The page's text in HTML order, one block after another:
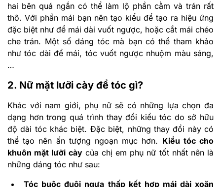
hai bên quá ngắn có thể làm lộ phần cằm và trán rất
thô. Với phần mái bạn nên tạo kiểu để tạo ra hiệu ứng
đặc biệt như để mái dài vuốt ngược, hoặc cắt mái chéo
che trán. Một số dáng tóc mà bạn có thể tham khảo
như tóc dài để mái, tóc vuốt ngược nhuộm màu sáng,
…
2. Nữ mặt lưỡi cày để tóc gì?
Khác với nam giới, phụ nữ sẽ có những lựa chọn đa
dạng hơn trong quá trình thay đổi kiểu tóc do sở hữu
độ dài tóc khác biệt. Đặc biệt, những thay đổi này có
thể tạo nên ấn tượng ngoạn mục hơn. Kiểu tóc cho
khuôn mặt lưỡi càycủa chị em phụ nữ tốt nhất nên là
những dáng tóc như sau:
Tóc buộc đuôi ngựa thấp kết hợp mái dài xoăn